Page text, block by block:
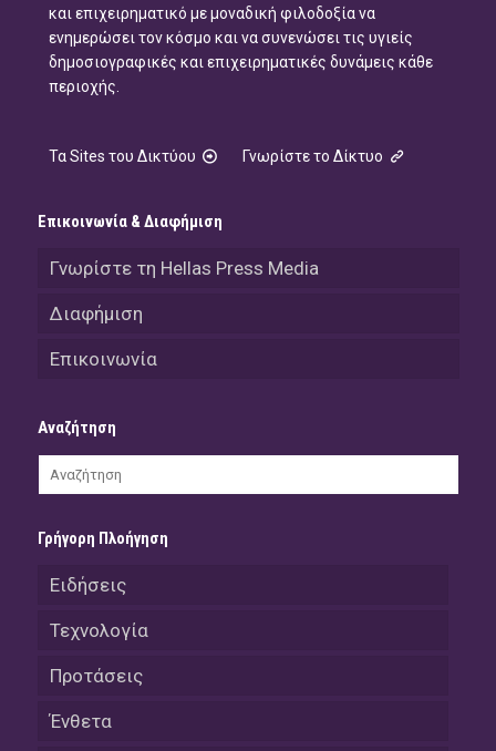
και επιχειρηματικό με μοναδική φιλοδοξία να
ενημερώσει τον κόσμο και να συνενώσει τις υγιείς
δημοσιογραφικές και επιχειρηματικές δυνάμεις κάθε
περιοχής.
Τα Sites του Δικτύου Γνωρίστε το Δίκτυο
Επικοινωνία & Διαφήμιση
Γνωρίστε τη Hellas Press Media
Διαφήμιση
Επικοινωνία
Αναζήτηση
Γρήγορη Πλοήγηση
Ειδήσεις
Τεχνολογία
Προτάσεις
Ένθετα